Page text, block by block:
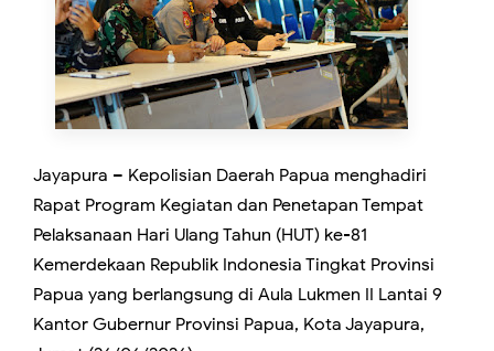
Jayapura – Kepolisian Daerah Papua menghadiri
Rapat Program Kegiatan dan Penetapan Tempat
Pelaksanaan Hari Ulang Tahun (HUT) ke-81
Kemerdekaan Republik Indonesia Tingkat Provinsi
Papua yang berlangsung di Aula Lukmen II Lantai 9
Kantor Gubernur Provinsi Papua, Kota Jayapura,